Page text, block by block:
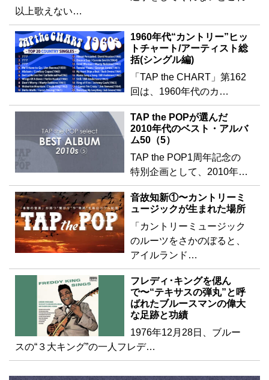
以上歌えない…
1960年代“カントリー”ヒッ
トチャート/アーティスト総
括(シングル編)
「TAP the CHART」第162
回は、1960年代のカ…
TAP the POPが選んだ
2010年代のベスト・アルバ
ム50（5）
TAP the POP1周年記念の
特別企画として、2010年…
音故知新①〜カントリーミ
ュージックが生まれた場所
「カントリーミュージック
のルーツをさかのぼると、
アイルランド…
フレディ･キングを偲ん
で〜“テキサスの弾丸”と呼
ばれたブルースマンの偉大
な足跡と功績
1976年12月28日、ブルー
スの“３大キング”の一人フレデ…